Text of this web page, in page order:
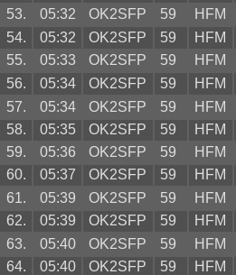
53.
05:32 OK2SFP 59 HFM
54.
05:32 OK2SFP 59 HFM
55.
05:33 OK2SFP 59 HFM
56.
05:34 OK2SFP 59 HFM
57.
05:34 OK2SFP 59 HFM
58.
05:35 OK2SFP 59 HFM
59.
05:36 OK2SFP 59 HFM
60.
05:37 OK2SFP 59 HFM
61.
05:39 OK2SFP 59 HFM
62.
05:39 OK2SFP 59 HFM
63.
05:40 OK2SFP 59 HFM
64.
05:40 OK2SFP 59 HFM